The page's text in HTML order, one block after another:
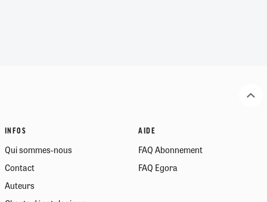
INFOS
Qui sommes-nous
Contact
Auteurs
AIDE
FAQ Abonnement
FAQ Egora